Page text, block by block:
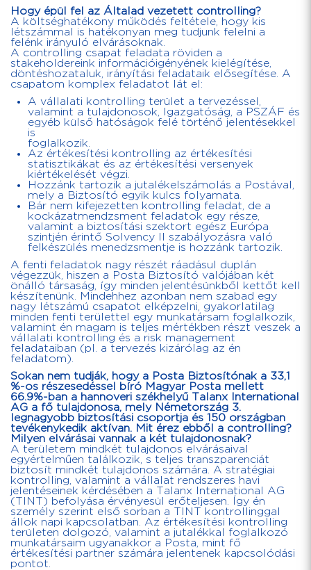
Hogy épül fel az Általad vezetett controlling?
A költséghatékony működés feltétele, hogy kis
létszámmal is hatékonyan meg tudjunk felelni a
felénk irányuló elvárásoknak.
A controlling csapat feladata röviden a
stakeholdereink információigényének kielégítése,
döntéshozataluk, irányítási feladataik elősegítése. A
csapatom komplex feladatot lát el:
A vállalati kontrolling terület a tervezéssel,
valamint a tulajdonosok, Igazgatóság, a PSZÁF és
egyéb külső hatóságok felé történő jelentésekkel
is
foglalkozik.
Az értékesítési kontrolling az értékesítési
statisztikákat és az értékesítési versenyek
kiértékelését végzi.
Hozzánk tartozik a jutalékelszámolás a Postával,
mely a Biztosító egyik kulcs folyamata.
Bár nem kifejezetten kontrolling feladat, de a
kockázatmendzsment feladatok egy része,
valamint a biztosítási szektort egész Európa
szintjén érintő Solvency II szabályozásra való
felkészülés menedzsmentje is hozzánk tartozik.
A fenti feladatok nagy részét ráadásul duplán
végezzük, hiszen a Posta Biztosító valójában két
önálló társaság, így minden jelentésünkből kettőt kell
készítenünk. Mindehhez azonban nem szabad egy
nagy létszámú csapatot elképzelni, gyakorlatilag
minden fenti területtel egy munkatársam foglalkozik,
valamint én magam is teljes mértékben részt veszek a
vállalati kontrolling és a risk management
feladataiban (pl. a tervezés kizárólag az én
feladatom).
Sokan nem tudják, hogy a Posta Biztosítónak a 33,1
%-os részesedéssel bíró Magyar Posta mellett
66.9%-ban a hannoveri székhelyű Talanx International
AG a fő tulajdonosa, mely Németország 3.
legnagyobb biztosítási csoportja és 150 országban
tevékenykedik aktívan. Mit érez ebből a controlling?
Milyen elvárásai vannak a két tulajdonosnak?
A területem mindkét tulajdonos elvárásaival
egyértelműen találkozik, s teljes transzparenciát
biztosít mindkét tulajdonos számára. A stratégiai
kontrolling, valamint a vállalat rendszeres havi
jelentéseinek kérdésében a Talanx International AG
(TINT) befolyása érvényesül erőteljesen. Így én
személy szerint első sorban a TINT kontrollinggal
állok napi kapcsolatban. Az értékesítési kontrolling
területen dolgozó, valamint a jutalékkal foglalkozó
munkatársaim ugyanakkor a Posta, mint fő
értékesítési partner számára jelentenek kapcsolódási
pontot.